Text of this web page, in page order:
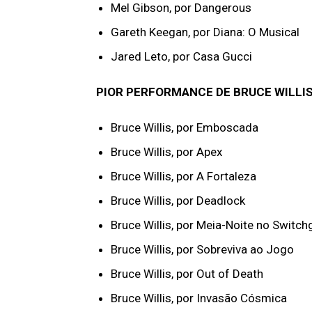
Mel Gibson, por Dangerous
Gareth Keegan, por Diana: O Musical
Jared Leto, por Casa Gucci
PIOR PERFORMANCE DE BRUCE WILLIS
Bruce Willis, por Emboscada
Bruce Willis, por Apex
Bruce Willis, por A Fortaleza
Bruce Willis, por Deadlock
Bruce Willis, por Meia-Noite no
Bruce Willis, por Sobreviva ao Jogo
Bruce Willis, por Out of Death
Bruce Willis, por Invasão Cósmica